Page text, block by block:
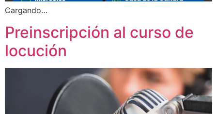
Cargando…
Preinscripción al curso de
locución